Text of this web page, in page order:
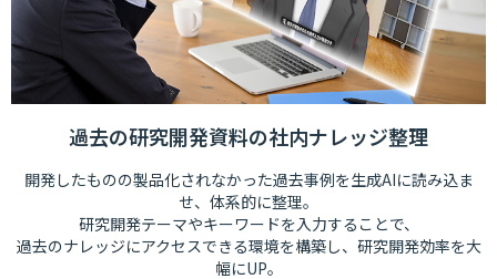
過去の研究開発資料の社内ナレッジ整理
開発したものの製品化されなかった過去事例を生成AIに読み込ま
せ、体系的に整理。
研究開発テーマやキーワードを入力することで、
過去のナレッジにアクセスできる環境を構築し、研究開発効率を大
幅にUP。